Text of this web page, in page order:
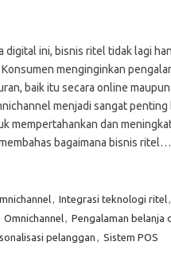
digital ini, bisnis ritel tidak lagi
menginginkan
baik itu secara online
menjadi sangat penting
mempertahankan dan
bagaimana bisnis ritel…
, Integrasi teknologi ritel,
Omnichannel, Pengalaman belanja
pelanggan , Sistem POS